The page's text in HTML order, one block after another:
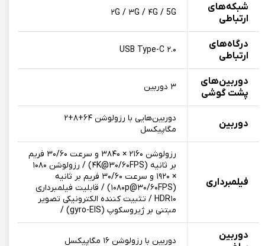
شبکه‌های
ارتباطی
۲G / ۳G / ۴G / 5G
درگاه‌های
ارتباطی
USB Type-C ۲.۰
دوربین‌های
پشت گوشی
۳ دوربین
دوربین
دوربین‌هایی با رزولوشن ۶۴+۸+۲
مگاپیکسل
فیلمبرداری
رزولوشن ۲۱۶۰ × ۳۸۴۰ و سرعت ۳۰/۶۰ فریم
بر ثانیه (۴K@۳۰/۶۰FPS) / رزولوشن ۱۰۸۰
× ۱۹۲۰ و سرعت ۳۰/۶۰ فریم بر ثانیه
(۱۰۸۰p@۳۰/۶۰FPS) / قابلیت فیلمبرداری
HDR۱۰ / تثبیت کننده الکترونیکی تصویر
مبتنی بر ژیروسکوپ (gyro-EIS) /
دوربین
دوربین‌ با رزولوشن ۱۶ مگاپیکسل